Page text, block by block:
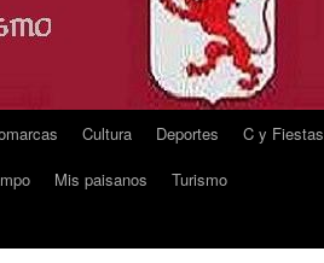
Cultura Deportes
C y Fiestas
Mis paisanos
Turismo